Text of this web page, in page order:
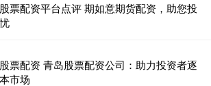
票配资平台点评 期如意期货配资，助您投
票配资 青岛股票配资公司：助力投资者逐
市场